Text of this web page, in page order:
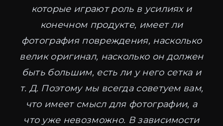
которые играют роль в усилиях и
конечном продукте, имеет ли
фотография повреждения, насколько
велик оригинал, насколько он должен
быть большим, есть ли у него сетка и
т. Д. Поэтому мы всегда советуем вам,
что имеет смысл для фотографии, а
что уже невозможно. В зависимости